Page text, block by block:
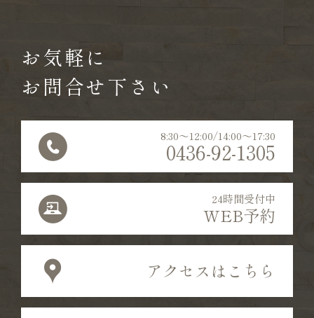
お気軽に
お問合せ下さい
8:30〜12:00/14:00〜17:30
0436-92-1305
24時間受付中
WEB予約
アクセスはこちら